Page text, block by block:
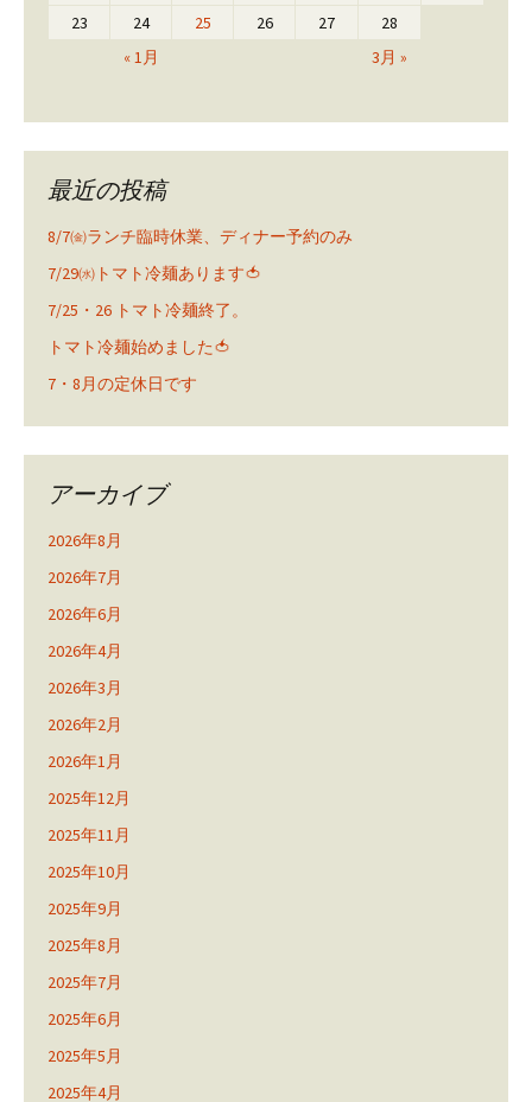
« 1月 3月 »
23
24 25 26 27 28
最近の投稿
8/7㈮ランチ臨時休業、ディナー予約のみ
7/29㈬トマト冷麺あります🍅
7/25・26 トマト冷麺終了。
トマト冷麺始めました🍅
7・8月の定休日です
アーカイブ
2026年8月
2026年7月
2026年6月
2026年4月
2026年3月
2026年2月
2026年1月
2025年12月
2025年11月
2025年10月
2025年9月
2025年8月
2025年7月
2025年6月
2025年5月
2025年4月